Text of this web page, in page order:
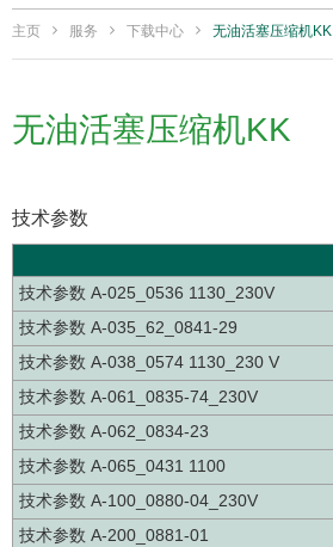
主页 服务 下载中心 无油活塞压缩机KK
无油活塞压缩机KK
技术参数
技术参数 A-025_0536 1130_230V
技术参数 A-035_62_0841-29
技术参数 A-038_0574 1130_230 V
技术参数 A-061_0835-74_230V
技术参数 A-062_0834-23
技术参数 A-065_0431 1100
技术参数 A-100_0880-04_230V
技术参数 A-200_0881-01